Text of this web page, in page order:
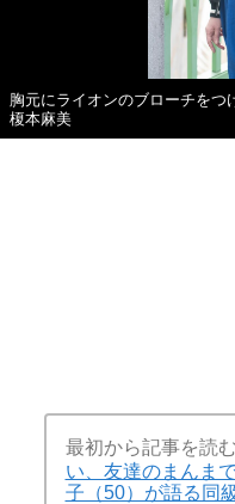
胸元にライオンのブローチを
榎本麻美
最初から記事を読む
い、友達のまんま
子（50）が語る同